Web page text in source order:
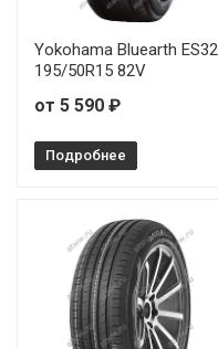
Yokohama Bluearth ES32
195/50R15 82V
от 5 590 ₽
Подробнее